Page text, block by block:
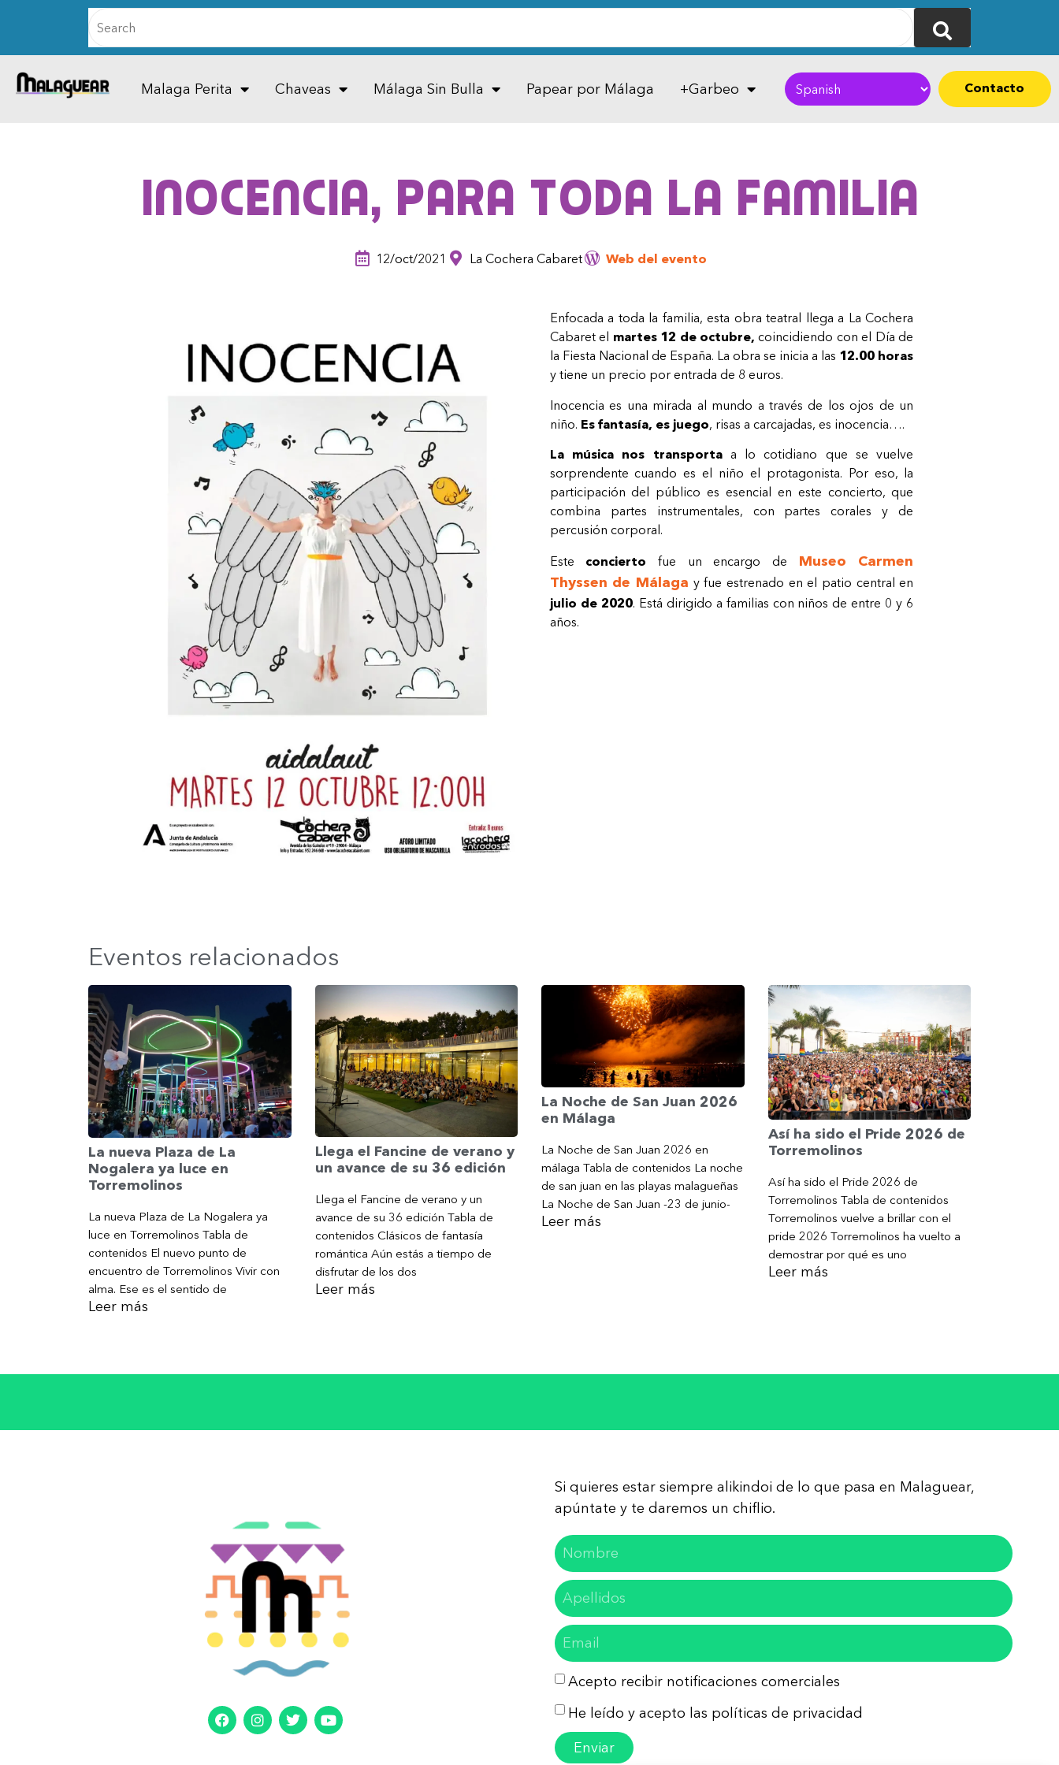
Malaga Perita Chaveas Málaga Sin Bulla Papear por Málaga +Garbeo Contacto
Inocencia, para toda la familia
12/oct/2021 La Cochera Cabaret Web del evento
Enfocada a toda la familia, esta obra teatral llega a La Cochera
Cabaret el martes 12 de octubre, coincidiendo con el Día de
la Fiesta Nacional de España. La obra se inicia a las 12.00 horas
y tiene un precio por entrada de 8 euros.
Inocencia es una mirada al mundo a través de los ojos de un
niño. Es fantasía, es juego, risas a carcajadas, es inocencia….
La música nos transportaa lo cotidiano que se vuelve
sorprendente cuando es el niño el protagonista. Por eso, la
participación del público es esencial en este concierto, que
combina partes instrumentales, con partes corales y de
percusión corporal.
Este concierto fue un encargo de Museo Carmen
Thyssen de Málaga y fue estrenado en el patio central en
julio de 2020. Está dirigido a familias con niños de entre 0 y 6
años.
Eventos relacionados
La nueva Plaza de La
Nogalera ya luce en
Torremolinos
La nueva Plaza de La Nogalera ya
luce en Torremolinos Tabla de
contenidos El nuevo punto de
encuentro de Torremolinos Vivir con
alma. Ese es el sentido de
Leer más
Llega el Fancine de verano y
un avance de su 36 edición
Llega el Fancine de verano y un
avance de su 36 edición Tabla de
contenidos Clásicos de fantasía
romántica Aún estás a tiempo de
disfrutar de los dos
Leer más
La Noche de San Juan 2026
en Málaga
La Noche de San Juan 2026 en
málaga Tabla de contenidos La noche
de san juan en las playas malagueñas
La Noche de San Juan -23 de junio-
Leer más
Así ha sido el Pride 2026 de
Torremolinos
Así ha sido el Pride 2026 de
Torremolinos Tabla de contenidos
Torremolinos vuelve a brillar con el
pride 2026 Torremolinos ha vuelto a
demostrar por qué es uno
Leer más
Si quieres estar siempre alikindoi de lo que pasa en Malaguear,
apúntate y te daremos un chiflio.
Acepto recibir notificaciones comerciales
He leído y acepto las políticas de privacidad
Enviar